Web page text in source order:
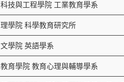
科技與工程學院 工業教育學系
理學院 科學教育研究所
文學院 英語學系
教育學院 教育心理與輔導學系